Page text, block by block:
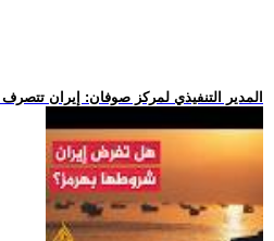
.. المدير التنفيذي لمركز صوفان: إيران تتصرف